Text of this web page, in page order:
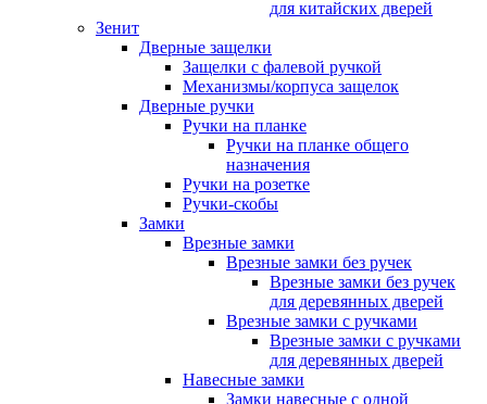
для китайских дверей
Зенит
Дверные защелки
Защелки с фалевой ручкой
Механизмы/корпуса защелок
Дверные ручки
Ручки на планке
Ручки на планке общего
назначения
Ручки на розетке
Ручки-скобы
Замки
Врезные замки
Врезные замки без ручек
Врезные замки без ручек
для деревянных дверей
Врезные замки с ручками
Врезные замки с ручками
для деревянных дверей
Навесные замки
Замки навесные с одной